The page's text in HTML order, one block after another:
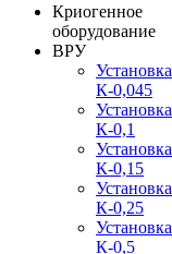
Криогенное
оборудование
ВРУ
Установка
К-0,045
Установка
К-0,1
Установка
К-0,15
Установка
К-0,25
Установка
К-0,5